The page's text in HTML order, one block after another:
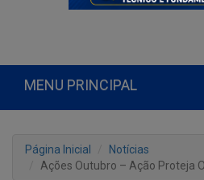
MENU PRINCIPAL
Página Inicial
Notícias
Ações Outubro – Ação Proteja